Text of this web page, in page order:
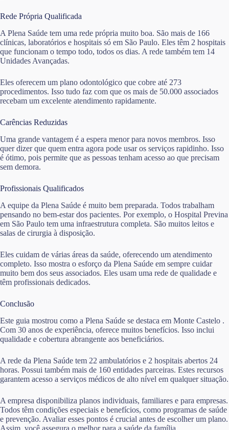
Rede Própria Qualificada
A Plena Saúde tem uma rede própria muito boa. São mais de 166
clínicas, laboratórios e hospitais só em São Paulo. Eles têm 2 hospitais
que funcionam o tempo todo, todos os dias. A rede também tem 14
Unidades Avançadas.
Eles oferecem um plano odontológico que cobre até 273
procedimentos. Isso tudo faz com que os mais de 50.000 associados
recebam um excelente atendimento rapidamente.
Carências Reduzidas
Uma grande vantagem é a espera menor para novos membros. Isso
quer dizer que quem entra agora pode usar os serviços rapidinho. Isso
é ótimo, pois permite que as pessoas tenham acesso ao que precisam
sem demora.
Profissionais Qualificados
A equipe da Plena Saúde é muito bem preparada. Todos trabalham
pensando no bem-estar dos pacientes. Por exemplo, o Hospital Previna
em São Paulo tem uma infraestrutura completa. São muitos leitos e
salas de cirurgia à disposição.
Eles cuidam de várias áreas da saúde, oferecendo um atendimento
completo. Isso mostra o esforço da Plena Saúde em sempre cuidar
muito bem dos seus associados. Eles usam uma rede de qualidade e
têm profissionais dedicados.
Conclusão
Este guia mostrou como a Plena Saúde se destaca em Monte Castelo .
Com 30 anos de experiência, oferece muitos benefícios. Isso inclui
qualidade e cobertura abrangente aos beneficiários.
A rede da Plena Saúde tem 22 ambulatórios e 2 hospitais abertos 24
horas. Possui também mais de 160 entidades parceiras. Estes recursos
garantem acesso a serviços médicos de alto nível em qualquer situação.
A empresa disponibiliza planos individuais, familiares e para empresas.
Todos têm condições especiais e benefícios, como programas de saúde
e prevenção. Avaliar esses pontos é crucial antes de escolher um plano.
Assim, você assegura o melhor para a saúde da família.